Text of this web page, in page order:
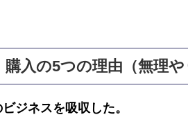
購入の5つの理由（無理
ジネスを吸収した。